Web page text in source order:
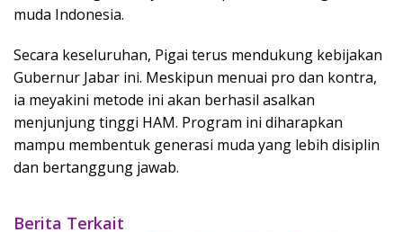
muda Indonesia.
Secara keseluruhan, Pigai terus mendukung kebijakan
Gubernur Jabar ini. Meskipun menuai pro dan kontra,
ia meyakini metode ini akan berhasil asalkan
menjunjung tinggi HAM. Program ini diharapkan
mampu membentuk generasi muda yang lebih disiplin
dan bertanggung jawab.
Berita Terkait